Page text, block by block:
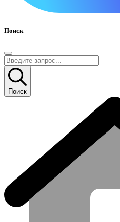
Поиск
Поиск